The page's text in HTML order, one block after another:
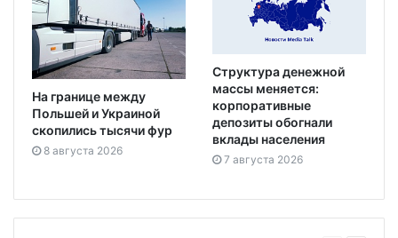
На границе между
Польшей и Украиной
скопились тысячи фур
8 августа 2026
Структура денежной
массы меняется:
корпоративные
депозиты обогнали
вклады населения
7 августа 2026